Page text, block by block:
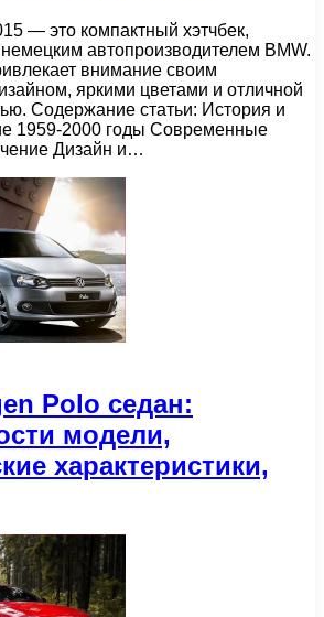
— это компактный хэтчбек,
автопроизводителем BMW.
внимание своим
яркими цветами и отличной
Содержание статьи: История и
1959-2000 годы Современные
Дизайн и…
Polo седан:
модели,
характеристики,